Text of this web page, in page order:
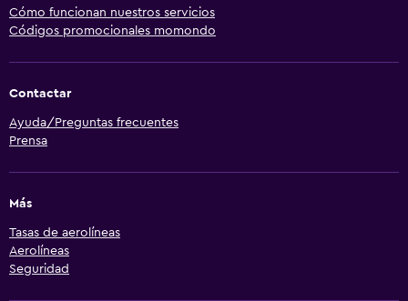
Cómo funcionan nuestros servicios
Códigos promocionales momondo
Contactar
Ayuda/Preguntas frecuentes
Prensa
Más
Tasas de aerolíneas
Aerolíneas
Seguridad